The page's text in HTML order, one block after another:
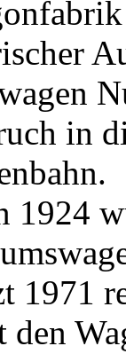
in
1924
1971
den